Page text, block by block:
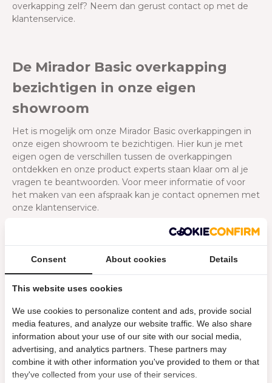
overkapping zelf? Neem dan gerust contact op met de
klantenservice.
De Mirador Basic overkapping
bezichtigen in onze eigen
showroom
Het is mogelijk om onze Mirador Basic overkappingen in
onze eigen showroom te bezichtigen. Hier kun je met
eigen ogen de verschillen tussen de overkappingen
ontdekken en onze product experts staan klaar om al je
vragen te beantwoorden. Voor meer informatie of voor
het maken van een afspraak kan je contact opnemen met
onze klantenservice.
Laten monteren van de
overkapping
Dat is mogelijk! We beschikken over gekwalificeerde
monteurs om ervoor te zorgen dat de installatie veilig en
betrouwbaar verloopt. Zodra je jouw bestelling hebt
geplaatst, kun je contact opnemen met onze
klantenservice om de installatie van jouw Mirador Basic
overkapping in te plannen en informeren naar de kosten.
Consent About cookies Details
This website uses cookies
We use cookies to personalize content and ads, provide social
media features, and analyze our website traffic. We also share
information about your use of our site with our social media,
advertising, and analytics partners. These partners may
combine it with other information you've provided to them or that
they've collected from your use of their services.